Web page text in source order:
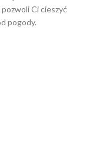
Ci cieszyć
pogody.